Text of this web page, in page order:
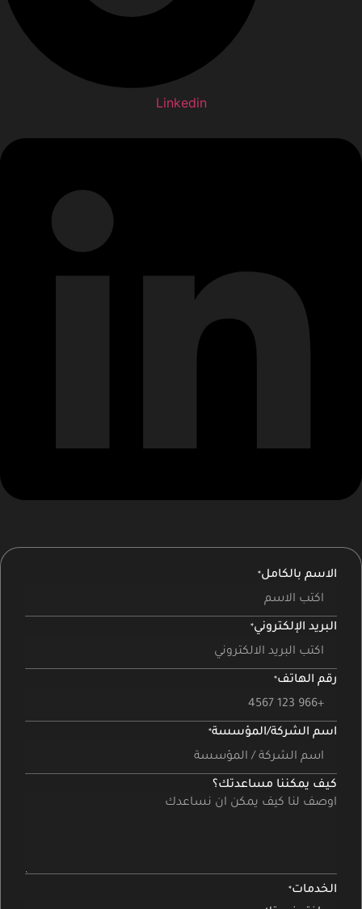
Linkedin
الاسم بالكامل
البريد الإلكتروني
رقم الهاتف
اسم الشركة/المؤسسة
كيف يمكننا مساعدتك؟
الخدمات